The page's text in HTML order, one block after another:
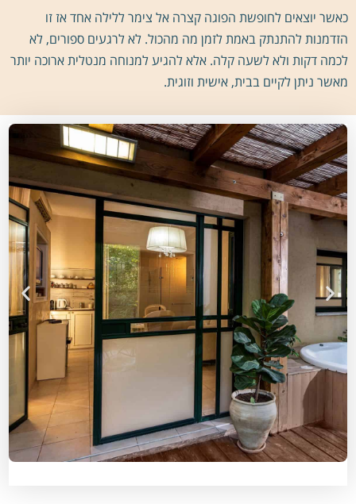
כאשר יוצאים לחופשת הפוגה קצרה אל צימר ללילה אחד אז זו
הזדמנות להתנתק באמת לזמן מה מהכול. לא לרגעים ספורים, לא
לכמה דקות ולא לשעה קלה. אלא להגיע למנוחה מנטלית ארוכה יותר
מאשר ניתן לקיים בבית, אישית וזוגית.